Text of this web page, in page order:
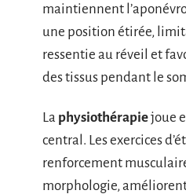
maintiennent
une position étirée,
ressentie au réveil et
des tissus pendant le
La physiothérapiejoue
central. Les exercices
renforcement
morphologie,